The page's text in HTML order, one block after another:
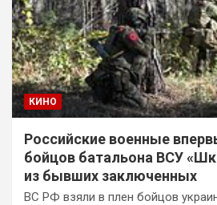
КИНО
Российские военные
бойцов батальона ВСУ
из бывших заключенных
ВС РФ взяли в плен бойцов